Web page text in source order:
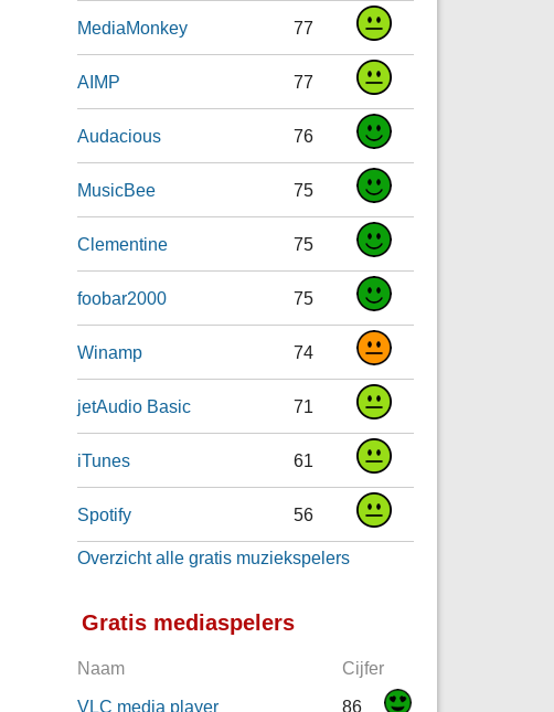
MediaMonkey 77
AIMP 77
Audacious 76
MusicBee 75
Clementine 75
foobar2000 75
Winamp 74
jetAudio Basic 71
iTunes 61
Spotify 56
Overzicht alle gratis muziekspelers
Gratis mediaspelers
Naam Cijfer
VLC media player 86